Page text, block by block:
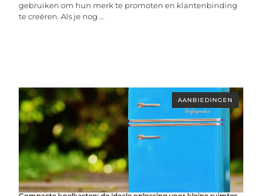
gebruiken om hun merk te promoten en klantenbinding
te creëren. Als je nog ...
AANBIEDINGEN